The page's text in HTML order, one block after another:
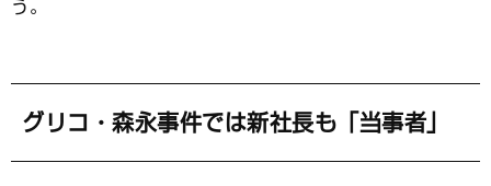
う。
グリコ・森永事件では新社長も「当事者」